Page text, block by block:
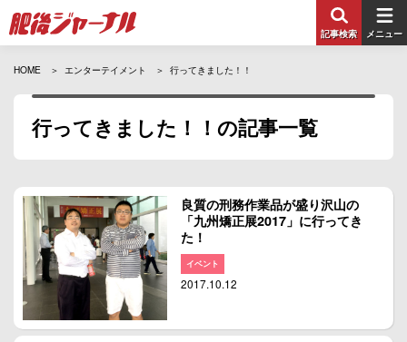
記事検索 メニュー
HOME エンターテイメント 行ってきました！！
行ってきました！！の記事一覧
良質の刑務作業品が盛り沢山の
「九州矯正展2017」に行ってき
た！
イベント
2017.10.12